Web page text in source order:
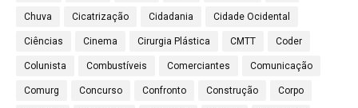
Chuva Cicatrização Cidadania Cidade Ocidental
Ciências Cinema Cirurgia Plástica CMTT Coder
Colunista Combustíveis Comerciantes Comunicação
Comurg Concurso Confronto Construção Corpo